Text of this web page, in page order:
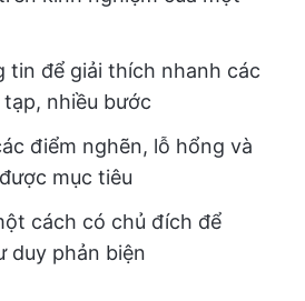
tin để giải thích nhanh các
nhiều bước
điểm nghẽn, lỗ hổng và
mục tiêu
cách có chủ đích để
duy phản biện